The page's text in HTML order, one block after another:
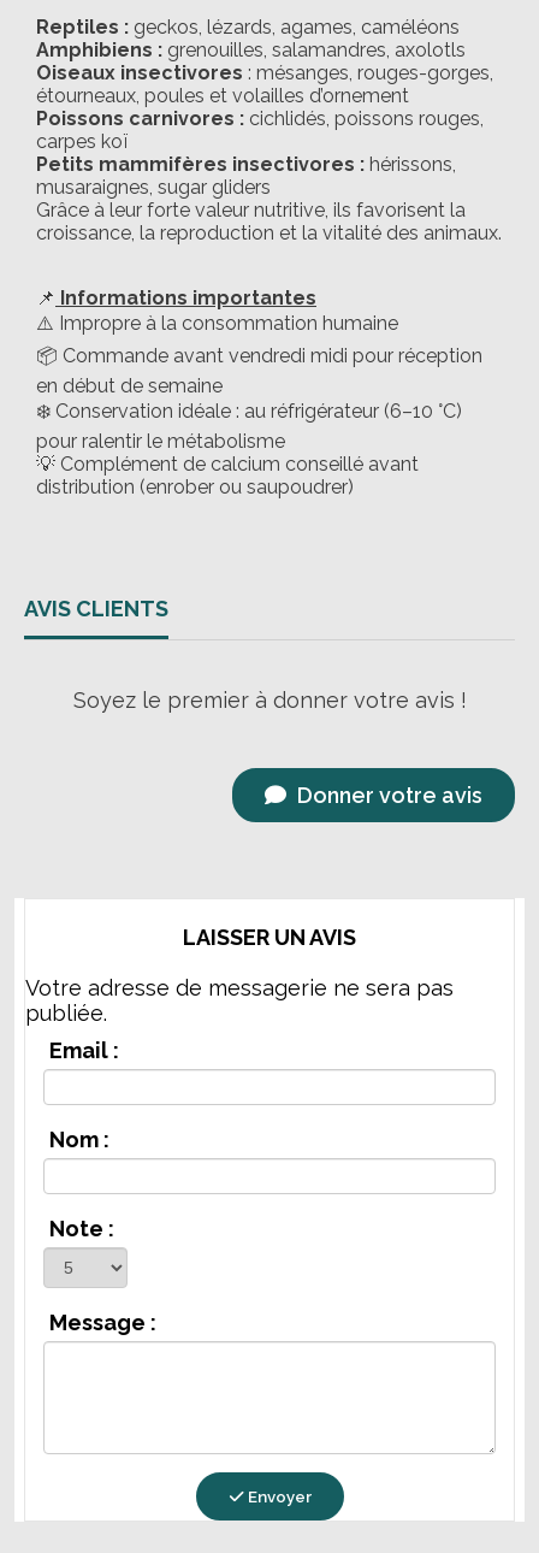
Reptiles : geckos, lézards, agames, caméléons
Amphibiens : grenouilles, salamandres, axolotls
Oiseaux insectivores : mésanges, rouges-gorges,
étourneaux, poules et volailles d’ornement
Poissons carnivores : cichlidés, poissons rouges,
carpes koï
Petits mammifères insectivores : hérissons,
musaraignes, sugar gliders
Grâce à leur forte valeur nutritive, ils favorisent la
croissance, la reproduction et la vitalité des animaux.
📌 Informations importantes
⚠️ Impropre à la consommation humaine
📦 Commande avant vendredi midi pour réception
en début de semaine
❄️ Conservation idéale : au réfrigérateur (6–10 °C)
pour ralentir le métabolisme
💡 Complément de calcium conseillé avant
distribution (enrober ou saupoudrer)
AVIS CLIENTS
Soyez le premier à donner votre avis !
Donner votre avis
LAISSER UN AVIS
Votre adresse de messagerie ne sera pas
publiée.
Email :
Nom :
Note :
Message :
Envoyer